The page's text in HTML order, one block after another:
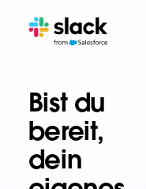
Bist du
bereit,
dein